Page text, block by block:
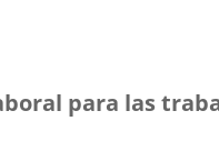
para las